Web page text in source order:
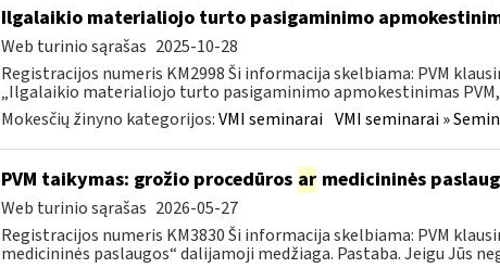
Ilgalaikio materialiojo turto pasigaminimo
Web turinio sąrašas 2025-10-28
Registracijos numeris KM2998 Ši informacija skelbiama: PVM
„Ilgalaikio materialiojo turto pasigaminimo apmokestinimas PVM,
Mokesčių žinyno kategorijos:VMI seminarai VMI seminarai »
PVM taikymas: grožio procedūros armedicininės
Web turinio sąrašas 2026-05-27
Registracijos numeris KM3830 Ši informacija skelbiama: PVM
medicininės paslaugos“ dalijamoji medžiaga. Pastaba. Jeigu Jūs